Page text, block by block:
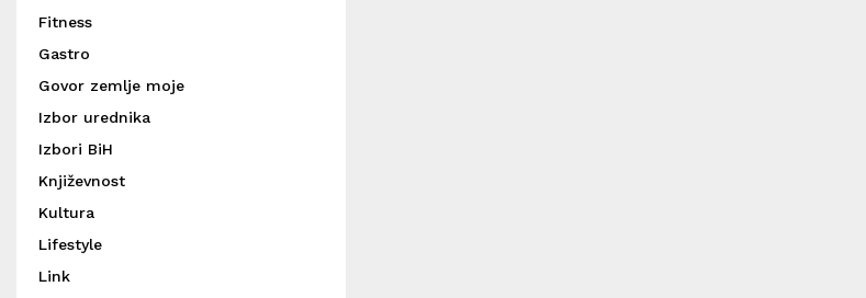
Fitness
Gastro
Govor zemlje moje
Izbor urednika
Izbori BiH
Književnost
Kultura
Lifestyle
Link